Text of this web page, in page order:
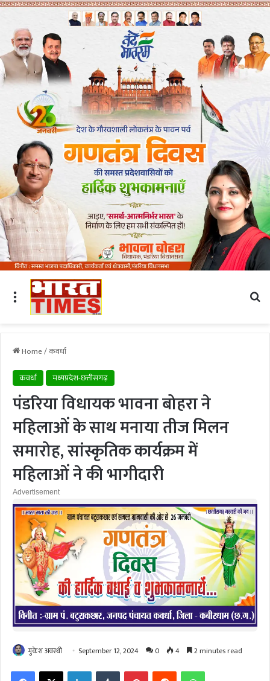
Menu
Home/कवर्धा
कवर्धा
मध्यप्रदेश-छत्तीसगढ़
पंडरिया विधायक भावना बोहरा ने
महिलाओं के साथ मनाया तीज मिलन
समारोह, सांस्कृतिक कार्यक्रम में
महिलाओं ने की भागीदारी
Advertisement
मुकेश अवस्थी September 12, 2024 0 4 2 minutes read
FacebookX LinkedInTumblr PinterestReddit WhatsApp